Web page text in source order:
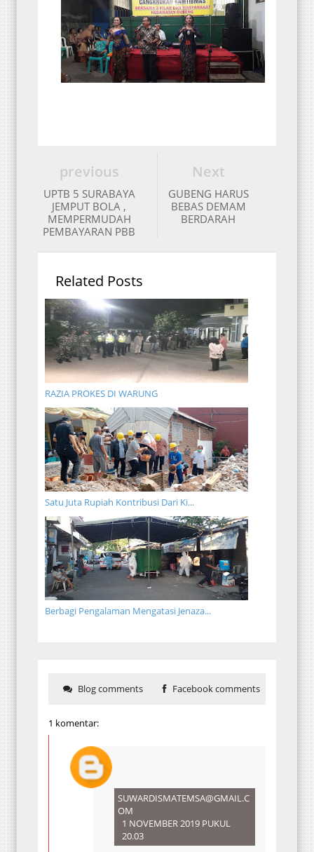
Next
GUBENG HARUS
BEBAS DEMAM
BERDARAH
previous
UPTB 5 SURABAYA
JEMPUT BOLA ,
MEMPERMUDAH
PEMBAYARAN PBB
Related Posts
RAZIA PROKES DI WARUNG
Satu Juta Rupiah Kontribusi Dari Ki...
Berbagi Pengalaman Mengatasi Jenaza...
Blog comments Facebook comments
1 komentar:
SUWARDISMATEMSA@GMAIL.C
OM
1 NOVEMBER 2019 PUKUL
20.03